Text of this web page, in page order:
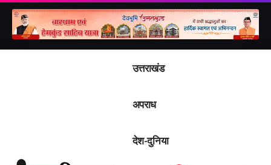
उत्तराखंड
अपराध
देश-दुनिया